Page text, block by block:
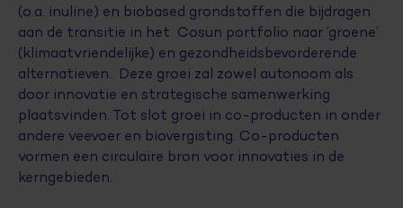
(o.a. inuline) en biobased grondstoffen die bijdragen
aan de transitie in het Cosun portfolio naar ‘groene’
(klimaatvriendelijke) en gezondheidsbevorderende
alternatieven. Deze groei zal zowel autonoom als
door innovatie en strategische samenwerking
plaatsvinden. Tot slot groei in co-producten in onder
andere veevoer en biovergisting. Co-producten
vormen een circulaire bron voor innovaties in de
kerngebieden.